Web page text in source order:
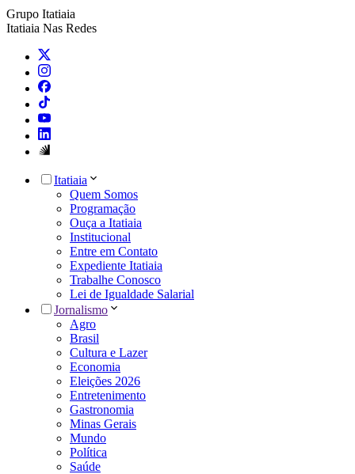
Grupo Itatiaia
Itatiaia Nas Redes
Itatiaia
Quem Somos
Programação
Ouça a Itatiaia
Institucional
Entre em Contato
Expediente Itatiaia
Trabalhe Conosco
Lei de Igualdade Salarial
Jornalismo
Agro
Brasil
Cultura e Lazer
Economia
Eleições 2026
Entretenimento
Gastronomia
Minas Gerais
Mundo
Política
Saúde